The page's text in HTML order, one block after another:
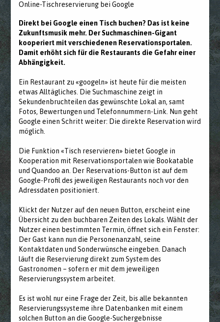
Online-Tischreservierung bei Google
Direkt bei Google einen Tisch buchen? Das ist keine
Zukunftsmusik mehr. Der Suchmaschinen-Gigant
kooperiert mit verschiedenen Reservationsportalen.
Damit erhöht sich für die Restaurants die Gefahr einer
Abhängigkeit.
Ein Restaurant zu «googeln» ist heute für die meisten
etwas Alltägliches. Die Suchmaschine zeigt in
Sekundenbruchteilen das gewünschte Lokal an, samt
Fotos, Bewertungen und Telefonnummern-Link. Nun geht
Google einen Schritt weiter: Die direkte Reservation wird
möglich.
Die Funktion «Tisch reservieren» bietet Google in
Kooperation mit Reservationsportalen wie Bookatable
und Quandoo an. Der Reservations-Button ist auf dem
Google-Profil des jeweiligen Restaurants noch vor den
Adressdaten positioniert.
Klickt der Nutzer auf den neuen Button, erscheint eine
Übersicht zu den buchbaren Zeiten des Lokals. Wählt der
Nutzer einen bestimmten Termin, öffnet sich ein Fenster:
Der Gast kann nun die Personenanzahl, seine
Kontaktdaten und Sonderwünsche eingeben. Danach
läuft die Reservierung direkt zum System des
Gastronomen – sofern er mit dem jeweiligen
Reservierungssystem arbeitet.
Es ist wohl nur eine Frage der Zeit, bis alle bekannten
Reservierungssysteme ihre Datenbanken mit einem
solchen Button an die Google-Suchergebnisse